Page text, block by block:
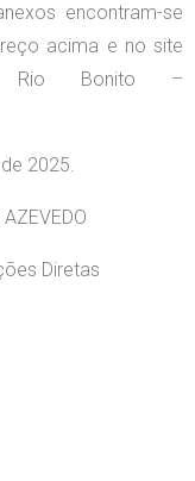
encontram-se
acima e no site
Rio Bonito –
2025.
Diretas